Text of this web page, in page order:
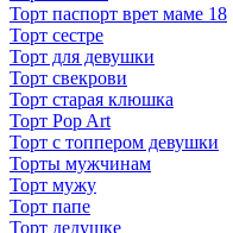
Торт паспорт врет маме 18
Торт сестре
Торт для девушки
Торт свекрови
Торт старая клюшка
Торт Pop Art
Торт с топпером девушки
Торты мужчинам
Торт мужу
Торт папе
Торт дедушке